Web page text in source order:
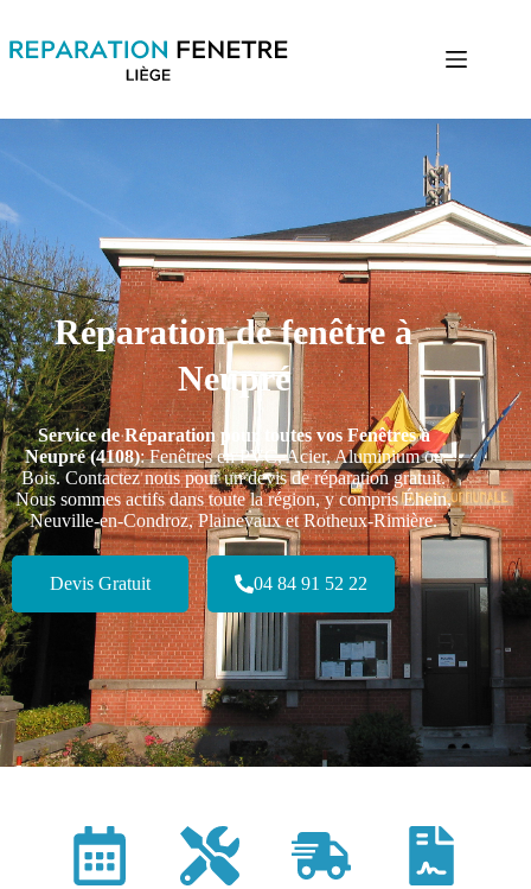
Réparation de fenêtre à
Neupré
Service de Réparation pour toutes vos Fenêtres à
Neupré (4108): Fenêtres en PVC, Acier, Aluminium ou
Bois. Contactez nous pour un devis de réparation gratuit.
Nous sommes actifs dans toute la région, y compris Éhein,
Neuville-en-Condroz, Plainevaux et Rotheux-Rimière.
Devis Gratuit 04 84 91 52 22